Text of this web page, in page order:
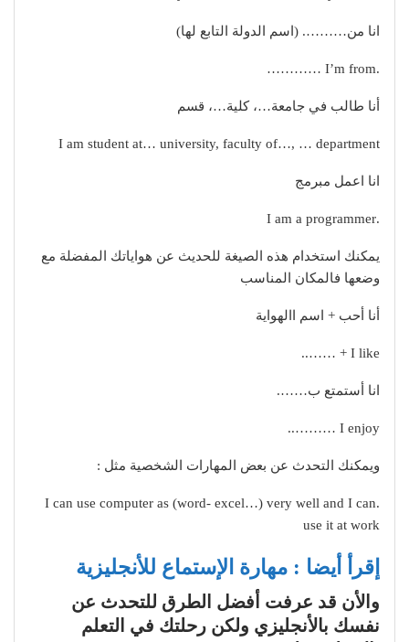
انا من………. (اسم الدولة التابع لها)
.I’m from …………
أنا طالب في جامعة…، كلية…، قسم
I am student at… university, faculty of…, … department
انا اعمل مبرمج
.I am a programmer
يمكنك استخدام هذه الصيغة للحديث عن هواياتك المفضلة مع
وضعها فالمكان المناسب
أنا أحب + اسم االهواية
I like + ……..
انا أستمتع ب…….
I enjoy ………..
ويمكنك التحدث عن بعض المهارات الشخصية مثل :
.I can use computer as (word- excel…) very well and I can
use it at work
إقرأ أيضا : مهارة الإستماع للأنجليزية
والأن قد عرفت أفضل الطرق للتحدث عن
نفسك بالأنجليزي ولكن رحلتك في التعلم